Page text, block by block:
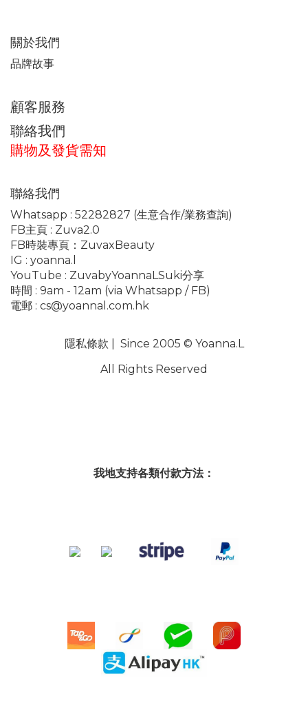
關於我們
品牌故事
顧客服務
聯絡我們
購物及發貨需知
聯絡我們
Whatsapp : 52282827 (生意合作/業務查詢)
FB主頁 : Zuva2.0
FB時裝專頁： ZuvaxBeauty
IG : yoanna.l
YouTube : ZuvabyYoannaLSuki分享
時間 : 9am - 12am (via Whatsapp / FB)
電郵 : cs@yoannal.com.hk
隱私條款 | Since 2005 © Yoanna.L
All Rights Reserved
我地支持各類付款方法：